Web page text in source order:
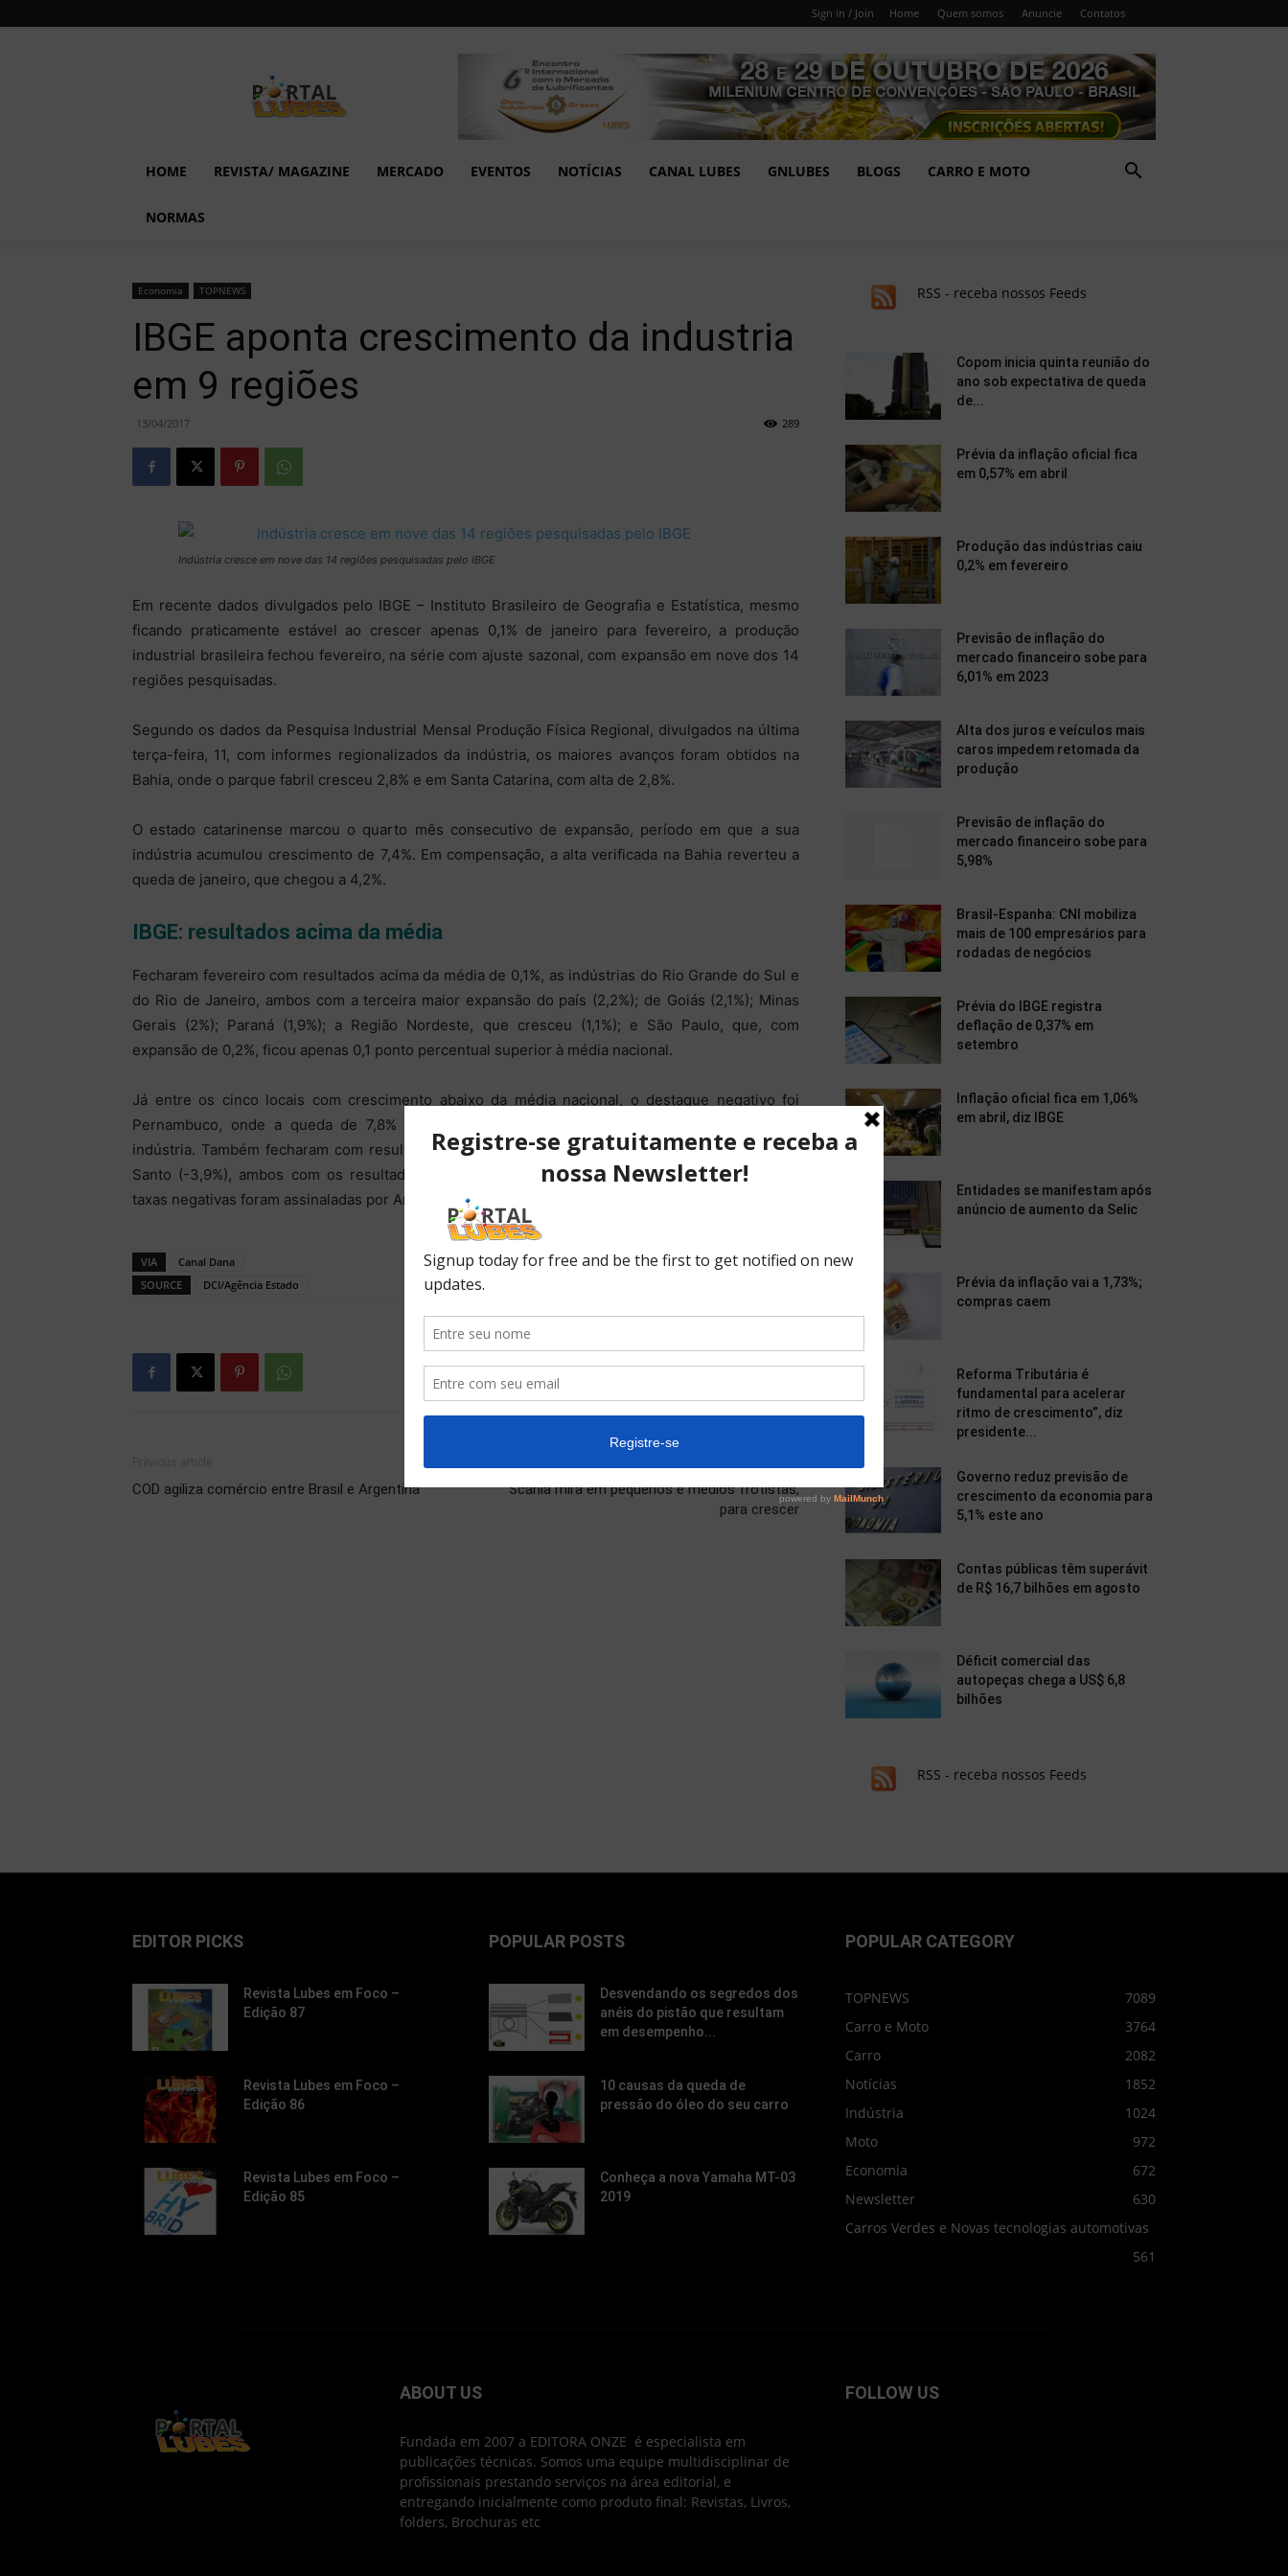
Sign in / Join Home Quem somos Anuncie Contatos
em
Foco
HOME REVISTA/ MAGAZINE MERCADO EVENTOS NOTÍCIAS CANAL LUBES GNLUBES BLOGS CARRO E MOTO
NORMAS
Economia TOPNEWS
IBGE aponta crescimento da industria
em 9 regiões
13/04/2017 289
Indústria cresce em nove das 14 regiões pesquisadas pelo IBGE
Em recente dados divulgados pelo IBGE – Instituto Brasileiro de Geografia e Estatística, mesmo
ficando praticamente estável ao crescer apenas 0,1% de janeiro para fevereiro, a produção
industrial brasileira fechou fevereiro, na série com ajuste sazonal, com expansão em nove dos 14
regiões pesquisadas.
Segundo os dados da Pesquisa Industrial Mensal Produção Física Regional, divulgados na última
terça-feira, 11, com informes regionalizados da indústria, os maiores avanços foram obtidos na
Bahia, onde o parque fabril cresceu 2,8% e em Santa Catarina, com alta de 2,8%.
O estado catarinense marcou o quarto mês consecutivo de expansão, período em que a sua
indústria acumulou crescimento de 7,4%. Em compensação, a alta verificada na Bahia reverteu a
queda de janeiro, que chegou a 4,2%.
IBGE: resultados acima da média
Fecharam fevereiro com resultados acima da média de 0,1%, as indústrias do Rio Grande do Sul e
do Rio de Janeiro, ambos com a terceira maior expansão do país (2,2%); de Goiás (2,1%); Minas
Gerais (2%); Paraná (1,9%); a Região Nordeste, que cresceu (1,1%); e São Paulo, que, com
expansão de 0,2%, ficou apenas 0,1 ponto percentual superior à média nacional.
Já entre os cinco locais com crescimento abaixo da média nacional, o destaque negativo foi
Pernambuco, onde a queda de 7,8% ficou 7,7 pontos percentuais abaixo da taxa global da
indústria. Também fecharam com resultados negativos o Pará, com queda de 4,1%; e o Espírito
Santo (-3,9%), ambos com os resultados negativos mais acentuados em fevereiro. As demais
taxas negativas foram assinaladas por Amazonas (-1,1%) e Ceará (-1%). (Agência Brasil)
VIA
Canal Dana
SOURCE
DCI/Agência Estado
COD agiliza comércio entre Brasil e Argentina
Scania mira em pequenos e médios frotistas,
para crescer
RSS - receba nossos Feeds
Copom inicia quinta reunião do
ano sob expectativa de queda
de...
Prévia da inflação oficial fica
em 0,57% em abril
Produção das indústrias caiu
0,2% em fevereiro
Previsão de inflação do
mercado financeiro sobe para
6,01% em 2023
Alta dos juros e veículos mais
caros impedem retomada da
produção
Previsão de inflação do
mercado financeiro sobe para
5,98%
Brasil-Espanha: CNI mobiliza
mais de 100 empresários para
rodadas de negócios
Prévia do IBGE registra
deflação de 0,37% em
setembro
Inflação oficial fica em 1,06%
em abril, diz IBGE
Entidades se manifestam após
anúncio de aumento da Selic
Prévia da inflação vai a 1,73%;
compras caem
Reforma Tributária é
fundamental para acelerar
ritmo de crescimento”, diz
presidente...
Governo reduz previsão de
crescimento da economia para
5,1% este ano
Contas públicas têm superávit
de R$ 16,7 bilhões em agosto
Déficit comercial das
autopeças chega a US$ 6,8
bilhões
RSS - receba nossos Feeds
EDITOR PICKS
Revista Lubes em Foco –
Edição 87
Revista Lubes em Foco –
Edição 86
Revista Lubes em Foco –
Edição 85
POPULAR POSTS
Desvendando os segredos dos
anéis do pistão que resultam
em desempenho...
10 causas da queda de
pressão do óleo do seu carro
Conheça a nova Yamaha MT-03
2019
POPULAR CATEGORY
TOPNEWS
7089
Carro e Moto
3764
Carro
2082
Notícias
1852
Indústria
1024
Moto
972
Economia
672
Newsletter
630
Carros Verdes e Novas tecnologias automotivas
561
ABOUT US
Fundada em 2007 a EDITORA ONZE é especialista em
publicações técnicas. Somos uma equipe multidisciplinar de
profissionais prestando serviços na área editorial, e
entregando inicialmente como produto final: Revistas, Livros,
folders, Brochuras etc
FOLLOW US